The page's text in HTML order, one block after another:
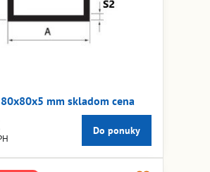
80x80x5 mm skladom cena
Do ponuky